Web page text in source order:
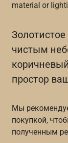
material or
чистым
простор
Мы
покупкой,
полученным